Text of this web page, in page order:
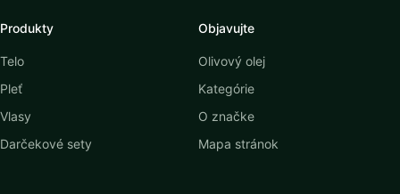
Produkty
Telo
Pleť
Vlasy
Darčekové sety
Objavujte
Olivový olej
Kategórie
O značke
Mapa stránok